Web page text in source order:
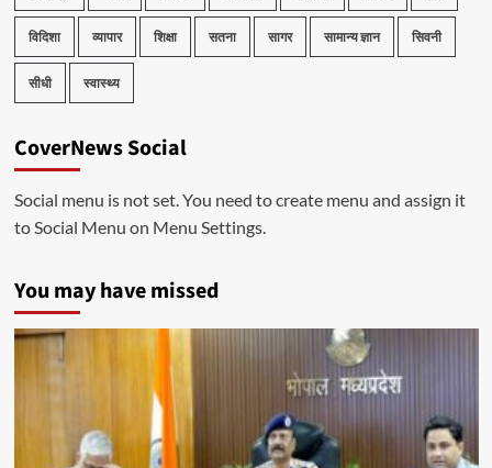
विदिशा व्यापार शिक्षा सतना सागर सामान्य ज्ञान सिवनी
सीधी स्वास्थ्य
CoverNews Social
Social menu is not set. You need to create menu and assign it
to Social Menu on Menu Settings.
You may have missed